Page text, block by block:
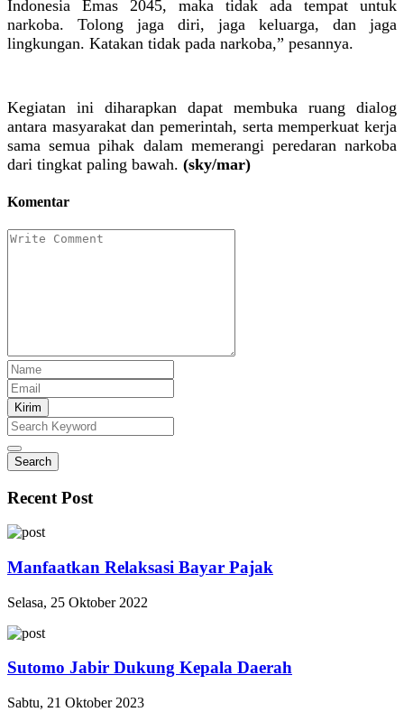
Indonesia Emas 2045, maka tidak ada tempat untuk
narkoba. Tolong jaga diri, jaga keluarga, dan jaga
lingkungan. Katakan tidak pada narkoba,” pesannya.
Kegiatan ini diharapkan dapat membuka ruang dialog
antara masyarakat dan pemerintah, serta memperkuat kerja
sama semua pihak dalam memerangi peredaran narkoba
dari tingkat paling bawah. (sky/mar)
Komentar
Kirim
Search
Recent Post
Manfaatkan Relaksasi Bayar Pajak
Selasa, 25 Oktober 2022
Sutomo Jabir Dukung Kepala Daerah
Sabtu, 21 Oktober 2023